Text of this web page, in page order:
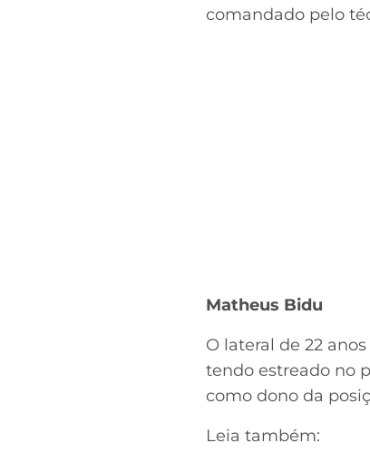
comandado pelo
Matheus Bidu
O lateral de 22
tendo estreado no
como dono da
Leia também: